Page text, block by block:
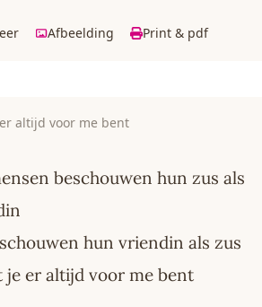
Afbeelding Print & pdf
altijd voor me bent
beschouwen hun zus als
hun vriendin als zus
je er altijd voor me bent